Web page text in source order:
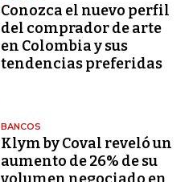
Conozca el nuevo perfil
del comprador de arte
en Colombia y sus
tendencias preferidas
BANCOS
Klym by Coval reveló un
aumento de 26% de su